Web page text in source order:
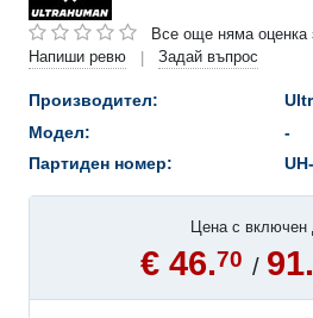
Все още няма оценка
Напиши ревю
| Задай въпрос
Производител:
Модел:
-
Партиден номер:
Цена с
€ 46.70 / 91.